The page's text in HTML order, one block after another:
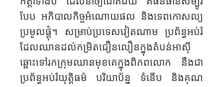
បែប អភិបាលកិច្ចអំណោយផល និងទេពកោសល្យ
ប្រមូលផ្ដុំ។ សម្រាប់ប្រទេស​វៀតណាម ប្រព័ន្ធអប់រំ
ដែលឈានដល់កម្រិត​ជឿនលឿន​ក្នុងតំបន់អាស៊ី
ឆ្ពោះទៅរកក្រុមឈានមុខគេក្នុងពិភពលោក នឹងជា
ប្រព័ន្ធអប់រំយុត្តិធម៌ បរិយាប័ន្ន ទំនើប និងគុណ